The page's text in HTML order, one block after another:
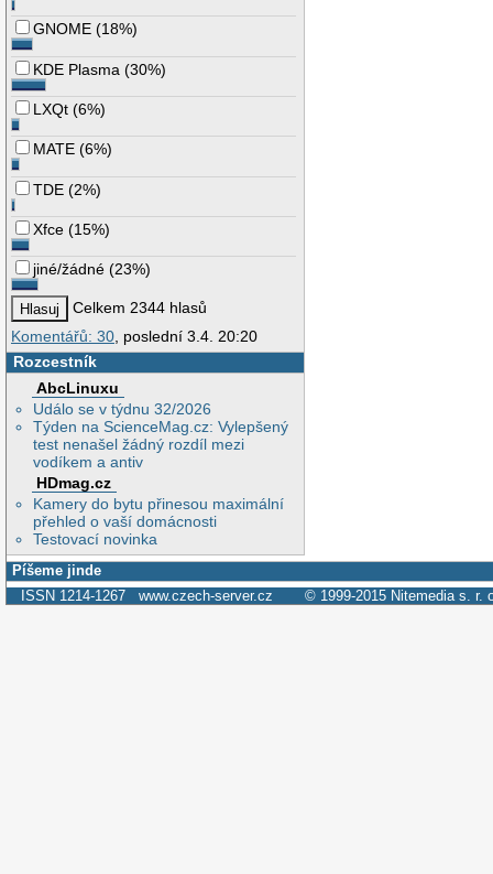
GNOME (18%)
KDE Plasma (30%)
LXQt (6%)
MATE (6%)
TDE (2%)
Xfce (15%)
jiné/žádné (23%)
Celkem 2344 hlasů
Komentářů: 30 , poslední 3.4. 20:20
Rozcestník
AbcLinuxu
Událo se v týdnu 32/2026
Týden na ScienceMag.cz: Vylepšený
test nenašel žádný rozdíl mezi
vodíkem a antiv
HDmag.cz
Kamery do bytu přinesou maximální
přehled o vaší domácnosti
Testovací novinka
Píšeme jinde
ISSN 1214-1267 www.czech-server.cz © 1999-2015 Nitemedia s. r.